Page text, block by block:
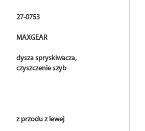
27-0753
MAXGEAR
dysza spryskiwacza,
czyszczenie szyb
z przodu z lewej